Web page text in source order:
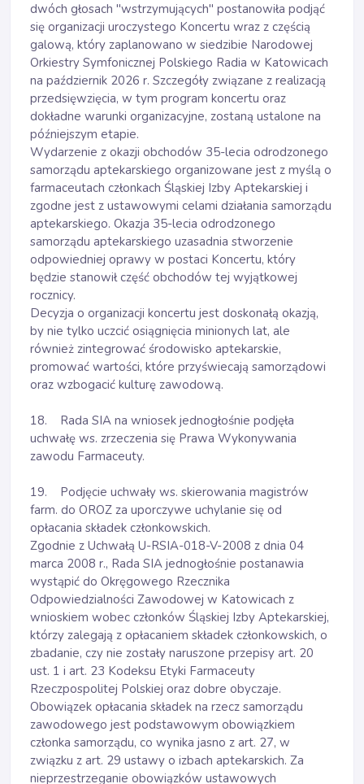
dwóch głosach "wstrzymujących" postanowiła podjąć
się organizacji uroczystego Koncertu wraz z częścią
galową, który zaplanowano w siedzibie Narodowej
Orkiestry Symfonicznej Polskiego Radia w Katowicach
na październik 2026 r. Szczegóły związane z realizacją
przedsięwzięcia, w tym program koncertu oraz
dokładne warunki organizacyjne, zostaną ustalone na
późniejszym etapie.
Wydarzenie z okazji obchodów 35-lecia odrodzonego
samorządu aptekarskiego organizowane jest z myślą o
farmaceutach członkach Śląskiej Izby Aptekarskiej i
zgodne jest z ustawowymi celami działania samorządu
aptekarskiego. Okazja 35-lecia odrodzonego
samorządu aptekarskiego uzasadnia stworzenie
odpowiedniej oprawy w postaci Koncertu, który
będzie stanowił część obchodów tej wyjątkowej
rocznicy.
Decyzja o organizacji koncertu jest doskonałą okazją,
by nie tylko uczcić osiągnięcia minionych lat, ale
również zintegrować środowisko aptekarskie,
promować wartości, które przyświecają samorządowi
oraz wzbogacić kulturę zawodową.
18. Rada SIA na wniosek jednogłośnie podjęła
uchwałę ws. zrzeczenia się Prawa Wykonywania
zawodu Farmaceuty.
19. Podjęcie uchwały ws. skierowania magistrów
farm. do OROZ za uporczywe uchylanie się od
opłacania składek członkowskich.
Zgodnie z Uchwałą U-RSIA-018-V-2008 z dnia 04
marca 2008 r., Rada SIA jednogłośnie postanawia
wystąpić do Okręgowego Rzecznika
Odpowiedzialności Zawodowej w Katowicach z
wnioskiem wobec członków Śląskiej Izby Aptekarskiej,
którzy zalegają z opłacaniem składek członkowskich, o
zbadanie, czy nie zostały naruszone przepisy art. 20
ust. 1 i art. 23 Kodeksu Etyki Farmaceuty
Rzeczpospolitej Polskiej oraz dobre obyczaje.
Obowiązek opłacania składek na rzecz samorządu
zawodowego jest podstawowym obowiązkiem
członka samorządu, co wynika jasno z art. 27, w
związku z art. 29 ustawy o izbach aptekarskich. Za
nieprzestrzeganie obowiązków ustawowych